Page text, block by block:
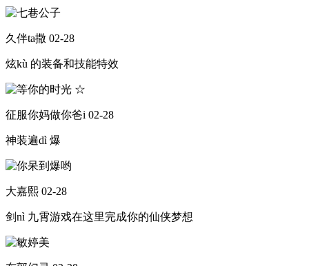
久伴ta撒 02-28
炫kù 的装备和技能特效
征服你妈做你爸i 02-28
神装遍dì 爆
大嘉熙 02-28
剑nì 九霄游戏在这里完成你的仙侠梦想